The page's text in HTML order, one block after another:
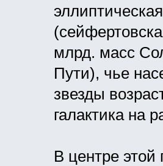
млрд. масс
Пути), чье
звезды
галактика на
В центре этой